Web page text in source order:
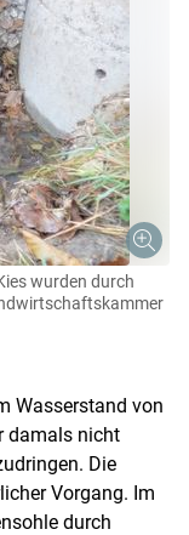
wurden durch
Wasserstand von
damals nicht
Die
Vorgang. Im
durch